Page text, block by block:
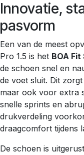
Innovatie,
pasvorm
Een van de meest
Pro 1.5 is het BOA
de schoen snel en
de voet sluit. Dit
maar ook voor extra
snelle sprints en
drukverdeling
draagcomfort tijdens
De schoen is